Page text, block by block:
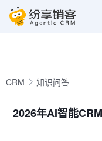
CRM 知识问答
2026年AI智能